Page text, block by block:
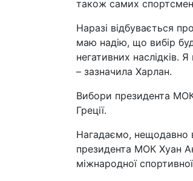
також самих
Наразі відбувається
маю надію, що вибір
негативних наслідків.
– зазначила Харлан.
Вибори президента
Греції.
Нагадаємо, нещодавно
президента МОК Хуан
міжнародної